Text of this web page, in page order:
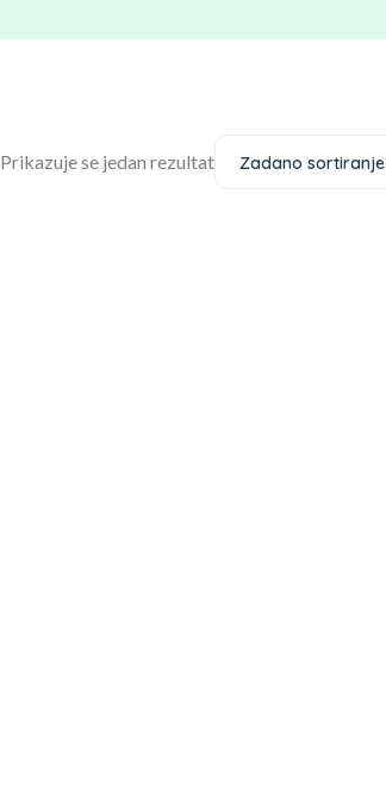
Prikazuje se jedan rezultat Zadano sortiranje